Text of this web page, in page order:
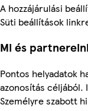
A hozzájárulási
Süti beállítások
Mi és
Pontos helyadatok
azonosítás céljából.
Személyre szabott